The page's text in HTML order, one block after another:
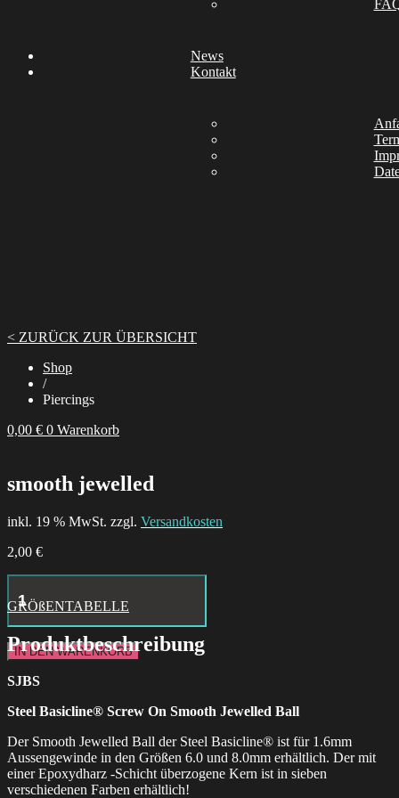
News
Kontakt
< ZURÜCK ZUR ÜBERSICHT
Shop
/
Piercings
0,00 € 0 Warenkorb
smooth jewelled
inkl. 19 % MwSt. zzgl. Versandkosten
2,00 €
Aries
Necklace
Menge
IN DEN WARENKORB
GRÖßENTABELLE
Produktbeschreibung
SJBS
Steel Basicline® Screw On Smooth Jewelled Ball
Der Smooth Jewelled Ball der Steel Basicline® ist für 1.6mm
Aussengewinde in den Größen 6.0 und 8.0mm erhältlich. Der mit
einer Epoxydharz -Schicht überzogene Kern ist in sieben
verschiedenen Farben erhältlich!